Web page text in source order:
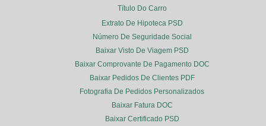
Título Do Carro
Extrato De Hipoteca PSD
Número De Seguridade Social
Baixar Visto De Viagem PSD
Baixar Comprovante De Pagamento DOC
Baixar Pedidos De Clientes PDF
Fotografia De Pedidos Personalizados
Baixar Fatura DOC
Baixar Certificado PSD